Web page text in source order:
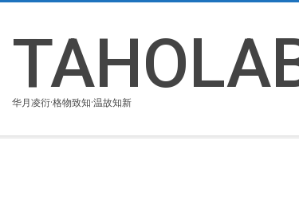
content
华月凌衍·格物致知·温故知新